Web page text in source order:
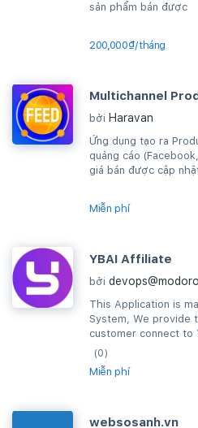
sản phẩm bán được
200,000₫/tháng
Multichannel
bởi Haravan
Ứng dụng tạo ra
quảng cáo
giá bán được cập
Miễn phí
YBAI Affiliate
bởi
This Application is
System, We provide
customer connect to
(0)
Miễn phí
websosanh.vn